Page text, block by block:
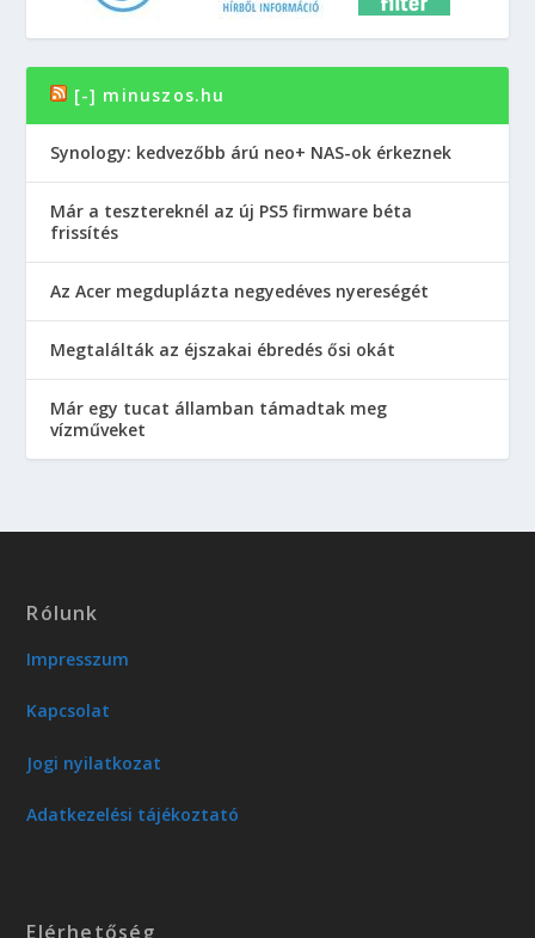
[-] minuszos.hu
Synology: kedvezőbb árú neo+ NAS-ok érkeznek
Már a tesztereknél az új PS5 firmware béta
frissítés
Az Acer megduplázta negyedéves nyereségét
Megtalálták az éjszakai ébredés ősi okát
Már egy tucat államban támadtak meg
vízműveket
Rólunk
Impresszum
Kapcsolat
Jogi nyilatkozat
Adatkezelési tájékoztató
Elérhetőség